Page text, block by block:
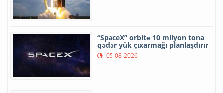
“SpaceX” orbitə 10 milyon tona
qədər yük çıxarmağı planlaşdırır
05-08-2026